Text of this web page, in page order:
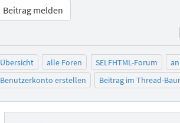
Beitrag melden
Übersicht alle Foren SELFHTML-Forum
Benutzerkonto erstellen
Beitrag im Thread-